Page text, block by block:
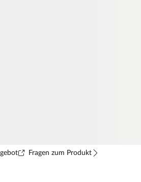
Fragen zum Produkt